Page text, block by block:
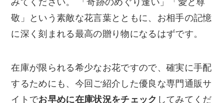
敬」という素敵な花言葉とともに、お相手の記憶
に深く刻まれる最高の贈り物になるはずです。
在庫が限られる希少なお花ですので、確実に手配
するためにも、今回ご紹介した優良な専門通販サ
イトでお早めに在庫状況をチェック してみてくだ